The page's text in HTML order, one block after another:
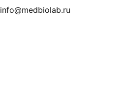
info@medbiolab.ru